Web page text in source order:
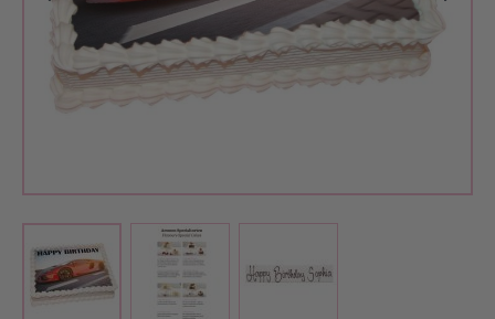
View larger imageView larger image